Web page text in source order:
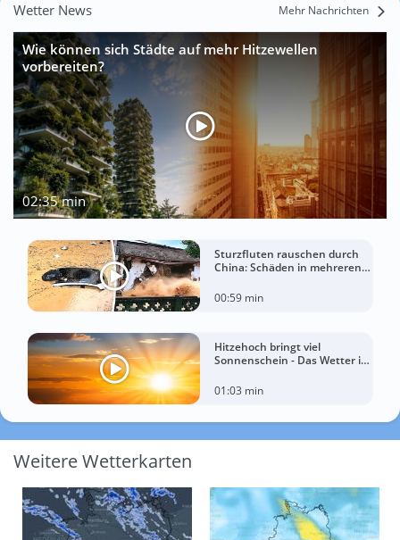
Wetter News Mehr Nachrichten
Wie können sich Städte auf mehr Hitzewellen
vorbereiten?
02:35 min
Sturzfluten rauschen durch
China: Schäden in mehreren
00:59 min
Hitzehoch bringt viel
Sonnenschein - Das Wetter in
01:03 min
Weitere Wetterkarten